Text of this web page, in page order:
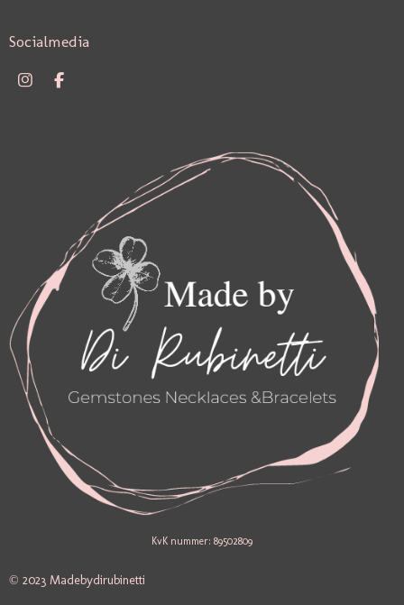
Socialmedia
I
F
KvK nummer: 89502809
© 2023 Madebydirubinetti